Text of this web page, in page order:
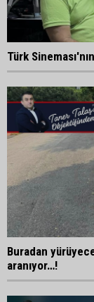
Türk
Buradan
aranıyor…!